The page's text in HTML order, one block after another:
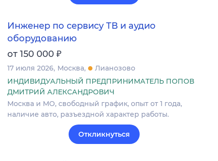
Инженер по сервису ТВ и аудио
оборудованию
от 150 000 ₽
17 июля 2026 Москва
Лианозово
ИНДИВИДУАЛЬНЫЙ ПРЕДПРИНИМАТЕЛЬ ПОПОВ
ДМИТРИЙ АЛЕКСАНДРОВИЧ
Москва и МО, свободный график, опыт от 1 года,
наличие авто, разъездной характер работы.
Откликнуться